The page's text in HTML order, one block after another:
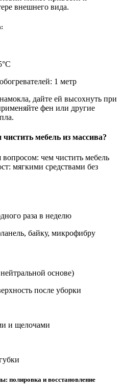
внешнего вида.
1 метр
дайте ей высохнуть при
фен или другие
мебель из массива?
чем чистить мебель
мягкими средствами без
раза в неделю
байку, микрофибру
основе)
после уборки
и щелочами
полировка и восстановление